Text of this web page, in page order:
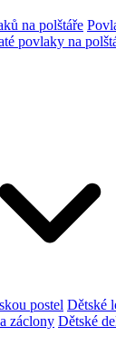
na polštáře
povlaky na
postel Dětské
záclony Dětské